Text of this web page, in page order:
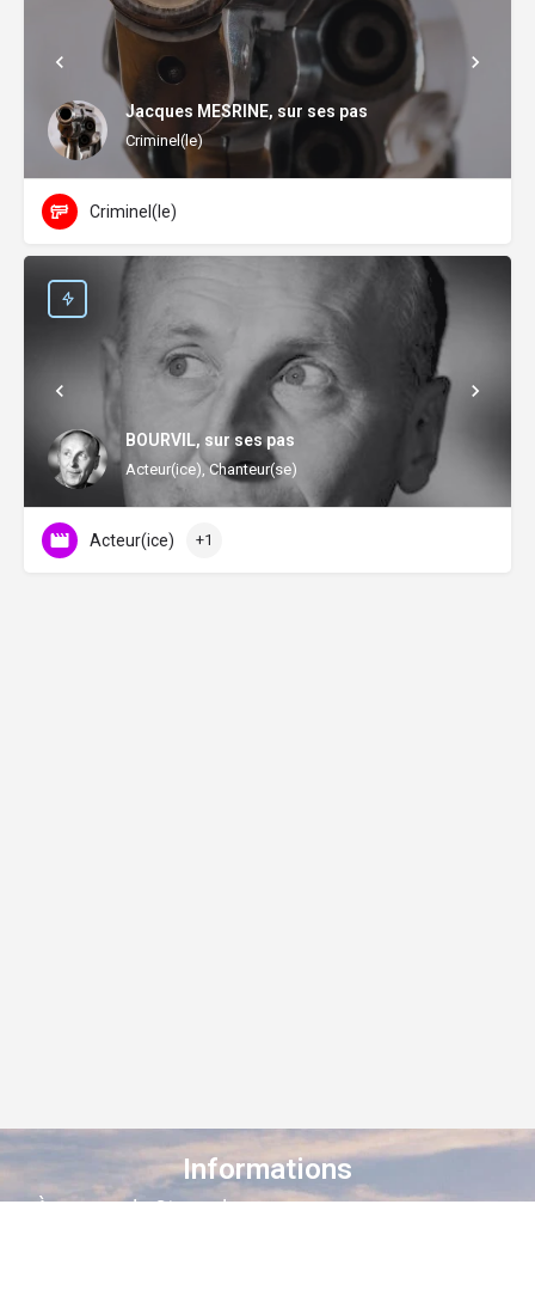
Jacques MESRINE, sur ses pas
Criminel(le)
Criminel(le)
BOURVIL, sur ses pas
Acteur(ice), Chanteur(se)
Acteur(ice) +1
Informations
À propos de Staroad